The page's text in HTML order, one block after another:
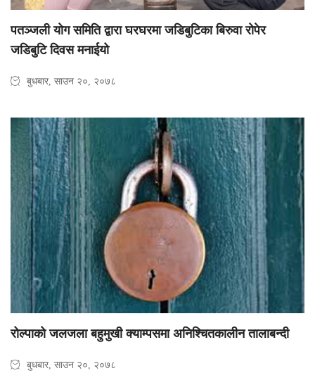
पतञ्जली योग समिति द्वारा घरघरमा जडिबुटिका बिरुवा रोपेर
जडिबुटि दिवस मनाईयो
बुधबार, साउन २०, २०७८
रोल्पाको जलजला बहुमुखी क्याम्पसमा अनिश्चितकालीन तालाबन्दी
बुधबार, साउन २०, २०७८